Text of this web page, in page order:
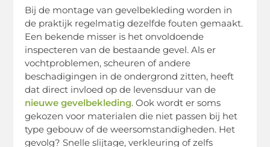
Bij de montage van gevelbekleding worden in
de praktijk regelmatig dezelfde fouten gemaakt.
Een bekende misser is het onvoldoende
inspecteren van de bestaande gevel. Als er
vochtproblemen, scheuren of andere
beschadigingen in de ondergrond zitten, heeft
dat direct invloed op de levensduur van de
nieuwe gevelbekleding. Ook wordt er soms
gekozen voor materialen die niet passen bij het
type gebouw of de weersomstandigheden. Het
gevolg? Snelle slijtage, verkleuring of zelfs